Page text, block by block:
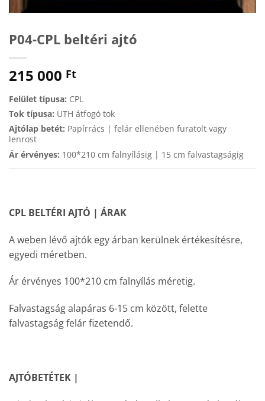
P04-CPL beltéri ajtó
215 000 Ft
Felület típusa: CPL
Tok típusa: UTH átfogó tok
Ajtólap betét: Papírrács | felár ellenében furatolt vagy
lenrost
Ár érvényes: 100*210 cm falnyílásig | 15 cm falvastagságig
CPL BELTÉRI AJTÓ | ÁRAK
A weben lévő ajtók egy árban kerülnek értékesítésre,
egyedi méretben.
Ár érvényes 100*210 cm falnyílás méretig.
Falvastagság alapáras 6-15 cm között, felette
falvastagság felár fizetendő.
AJTÓBETÉTEK |